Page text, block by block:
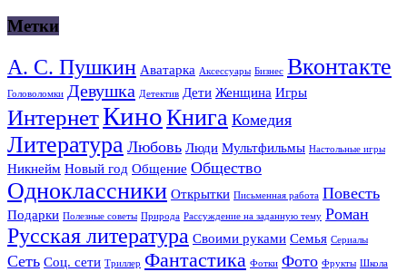
Метки
А. С. Пушкин Аватарка Аксессуары Бизнес Вконтакте
Головоломки Девушка Детектив Дети Женщина Игры
ИнтернетКиноКнига Комедия
Литература Любовь Люди Мультфильмы Настольные игры
Никнейм Новый год Общение Общество
Одноклассники Открытки Письменная работа Повесть
Подарки Полезные советы Природа Рассуждение на заданную тему Роман
Русская литература Своими руками Семья Сериалы
Сеть Соц. сети Триллер Фантастика Фотки Фото Фрукты Школа